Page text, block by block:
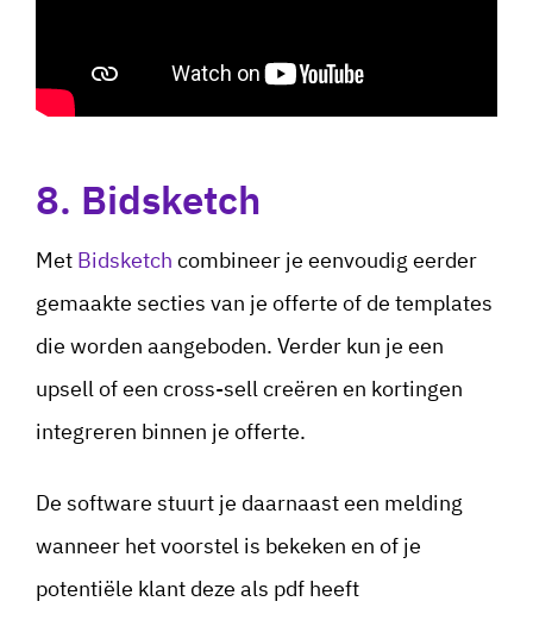
8. Bidsketch
Met Bidsketch combineer je eenvoudig eerder
gemaakte secties van je offerte of de templates
die worden aangeboden. Verder kun je een
upsell of een cross-sell creëren en kortingen
integreren binnen je offerte.
De software stuurt je daarnaast een melding
wanneer het voorstel is bekeken en of je
potentiële klant deze als pdf heeft